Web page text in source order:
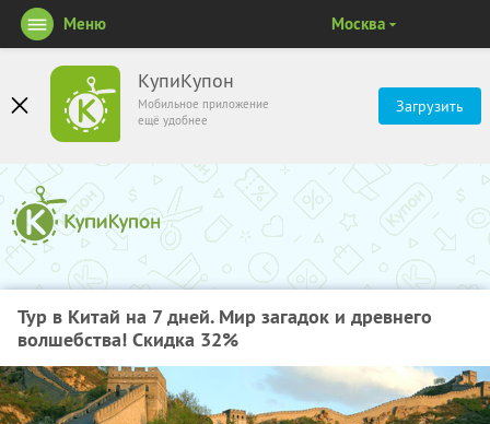
КупиКупон
Мобильное приложение
ещё удобнее
Загрузить
Меню Москва
Тур в Китай на 7 дней. Мир загадок и древнего
волшебства! Скидка 32%